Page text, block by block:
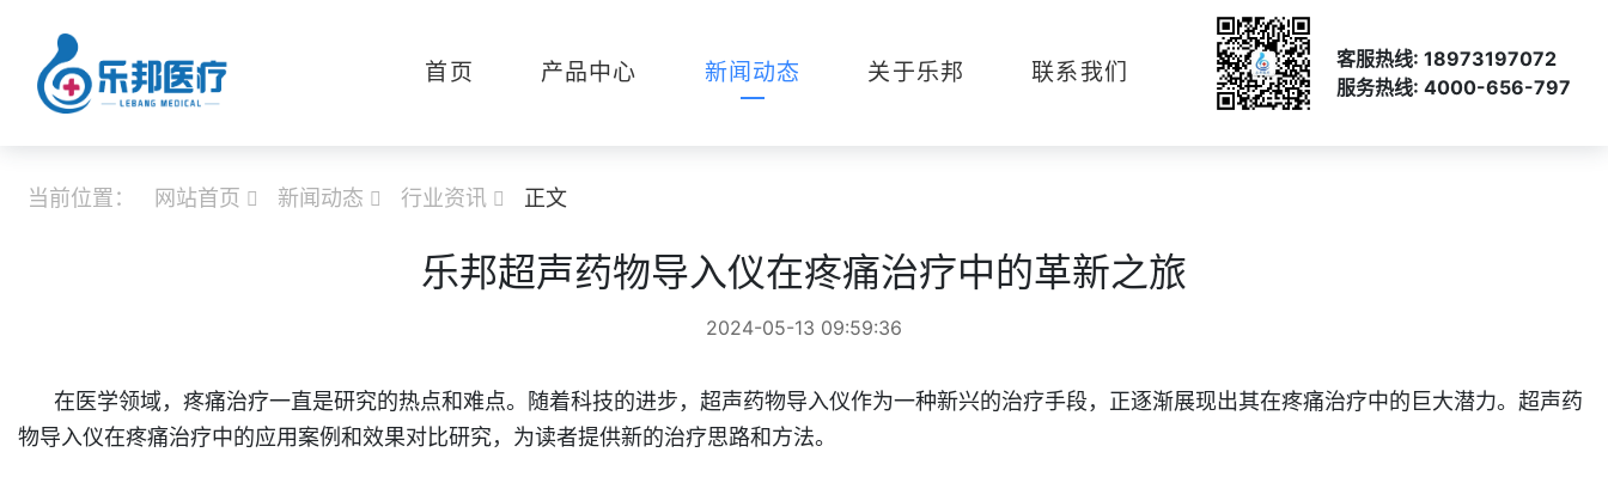
首页 产品中心 新闻动态 关于乐邦 联系我们
客服热线: 18973197072
服务热线: 4000-656-797
当前位置： 网站首页  新闻动态  行业资讯  正文
乐邦超声药物导入仪在疼痛治疗中的革新之旅
2024-05-13 09:59:36
在医学领域，疼痛治疗一直是研究的热点和难点。随着科技的进步，超声药物导入仪作为一种新兴的治疗手段，正逐渐展现出其在疼痛治疗中的巨大潜力。超声药
物导入仪在疼痛治疗中的应用案例和效果对比研究，为读者提供新的治疗思路和方法。